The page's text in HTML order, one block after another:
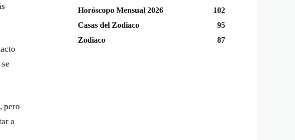
pero
a
Horóscopo Mensual 2026
102
Casas del Zodiaco
95
Zodiaco
87